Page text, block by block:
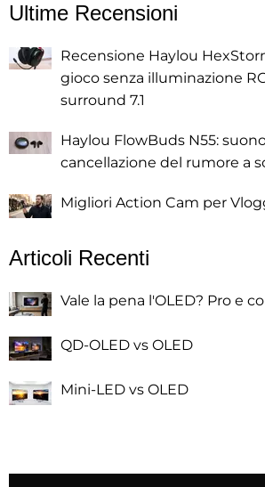
Ultime Recensioni
Recensione Haylou
gioco senza illuminazione
surround 7.1
Haylou FlowBuds N55:
cancellazione del rumore a
Migliori Action Cam per
Articoli Recenti
Vale la pena l'OLED? Pro e
QD-OLED vs OLED
Mini-LED vs OLED